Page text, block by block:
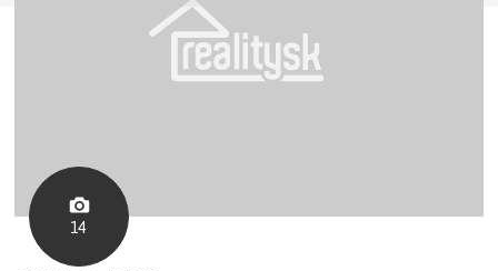
14